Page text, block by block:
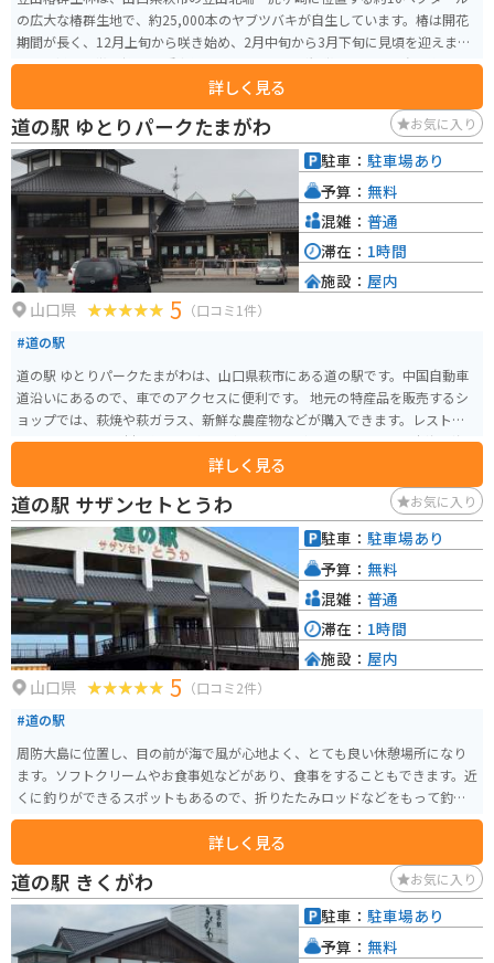
の広大な椿群生地で、約25,000本のヤブツバキが自生しています。椿は開花
期間が長く、12月上旬から咲き始め、2月中旬から3月下旬に見頃を迎えま
す。多様な特徴を持つ60種類以上のヤブツバキが観賞でき、特に強風後に地
面を赤く彩る「落ち椿」の景色は圧巻です。 見頃には「萩・椿まつり」が開
催され、多くの人が訪れます。群生林内には遊歩道や展望台が整備され、椿
の花と日本海の美しい眺めを一望することができます。
詳しく見る
道の駅 ゆとりパークたまがわ お気に入り
山口県 5 （口コミ1件）
#道の駅
道の駅 ゆとりパークたまがわは、山口県萩市にある道の駅です。中国自動車
道沿いにあるので、車でのアクセスに便利です。 地元の特産品を販売するシ
ョップでは、萩焼や萩ガラス、新鮮な農産物などが購入できます。レストラ
ンでは、萩産の食材を使った料理を楽しむことができます。萩は日本海の海
の幸も有名なので、新鮮な魚介類を使ったメニューも見逃せません。 また、
道の駅 ゆとりパークたまがわには、温泉施設「シーマート」が併設されてい
ます。ドライブの疲れを癒すのに最適です。 バイクで訪れる場合、中国自動
車道を降りてすぐの場所にあるため、ツーリングの休憩場所としても最適で
す。駐車場も広く、安心してバイクを停めることができます。道の駅からは、
日本海や萩の城下町など、風光明媚な景色を楽しむことができるルートもあ
ります。
詳しく見る
駐車： 駐車場あり
予算： 無料
混雑： 普通
滞在： 1時間
施設： 屋内
道の駅 サザンセトとうわ お気に入り
山口県 5 （口コミ2件）
#道の駅
周防大島に位置し、目の前が海で風が心地よく、とても良い休憩場所になり
ます。ソフトクリームやお食事処などがあり、食事をすることもできます。近
くに釣りができるスポットもあるので、折りたたみロッドなどをもって釣り
をしに行くのも良いかもしれません。
詳しく見る
駐車： 駐車場あり
予算： 無料
混雑： 普通
滞在： 1時間
施設： 屋内
道の駅 きくがわ お気に入り
駐車： 駐車場あり
予算： 無料